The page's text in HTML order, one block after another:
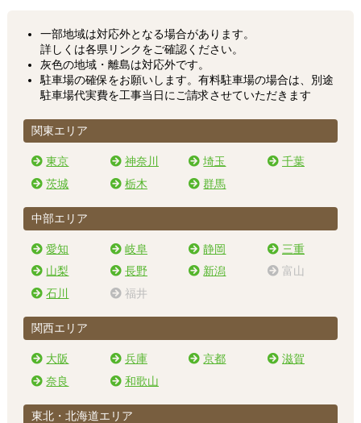
一部地域は対応外となる場合があります。
詳しくは各県リンクをご確認ください。
灰色の地域・離島は対応外です。
駐車場の確保をお願いします。有料駐車場の場合は、別途
駐車場代実費を工事当日にご請求させていただきます
関東エリア
東京 神奈川 埼玉
千葉
茨城
栃木 群馬
中部エリア
愛知 岐阜 静岡
三重
山梨
長野 新潟
富山
石川
福井
関西エリア
大阪 兵庫 京都
滋賀
奈良
和歌山
東北・北海道エリア